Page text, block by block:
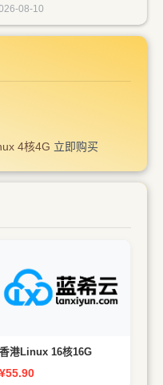
08-10
4核4G 立即购买
采用 AMD 7K62 和铂金
8272CL 高性能CPU
香港Linux 16核16G
¥55.90